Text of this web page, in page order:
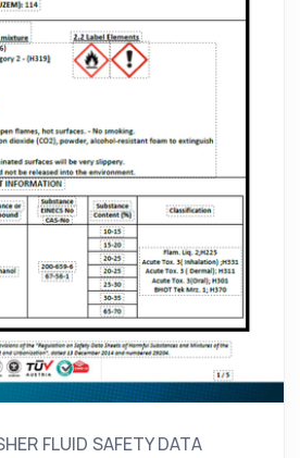
FLUID SAFETY DATA